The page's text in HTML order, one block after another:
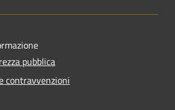
pubblica
contravvenzioni